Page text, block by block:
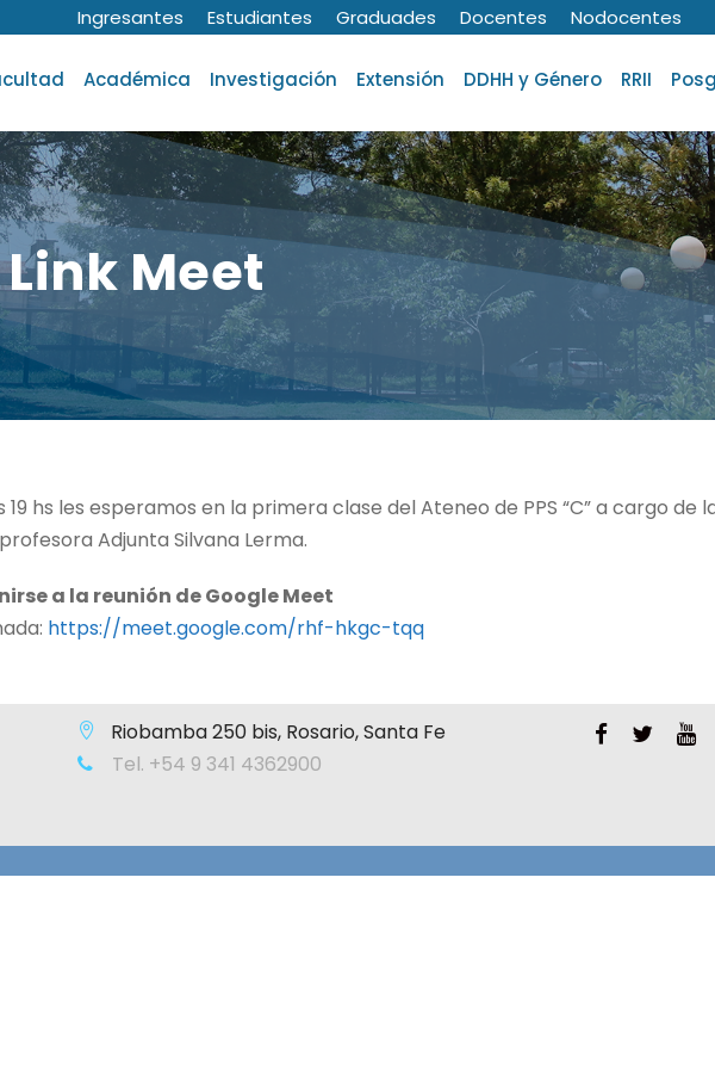
Ingresantes Estudiantes Graduades Docentes Nodocentes
Académica Investigación Extensión DDHH y Género RRII
Meet
hs les esperamos en la primera clase del Ateneo de PPS “C” a cargo de
Adjunta Silvana Lerma.
a la reunión de Google Meet
https://meet.google.com/rhf-hkgc-tqq
Riobamba 250 bis, Rosario, Santa Fe
Tel. +54 9 341 4362900